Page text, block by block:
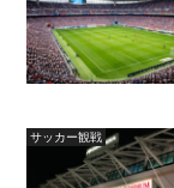
サッカー観戦